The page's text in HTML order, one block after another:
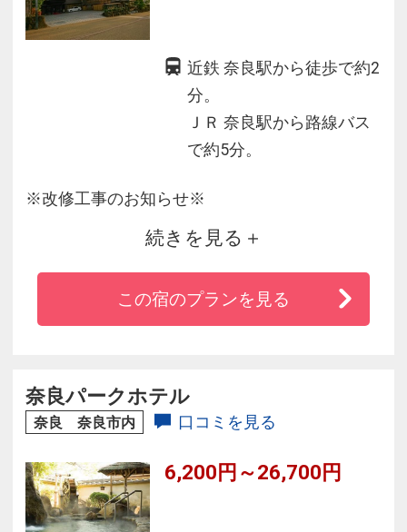
近鉄 奈良駅から徒歩で約2
分。
ＪＲ 奈良駅から路線バス
で約5分。
※改修工事のお知らせ※
この度、2024年11月1日より2025年1月末日まで
改修工事を予定しております。
工事期間中は、騒音、足場設置及び防護シート
が、何卒ご理解・ご協力の程よろしくお願い申
し上げます。
続きを見る
この宿のプランを見る
奈良パークホテル
奈良 奈良市内 口コミを見る
6,200円～26,700円